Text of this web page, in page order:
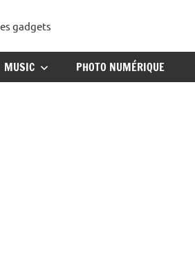
gadgets
MUSIC PHOTO NUMÉRIQUE